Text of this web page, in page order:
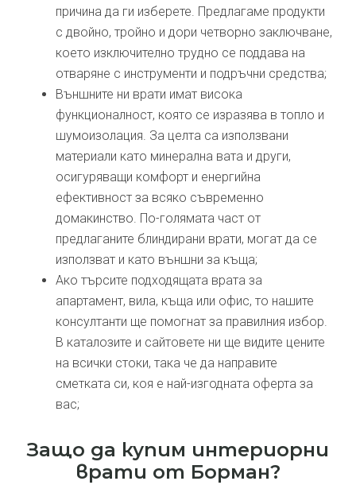
причина да ги изберете. Предлагаме продукти
с двойно, тройно и дори четворно заключване,
което изключително трудно се поддава на
отваряне с инструменти и подръчни средства;
Външните ни врати имат висока
функционалност, която се изразява в топло и
шумоизолация. За целта са използвани
материали като минерална вата и други,
осигуряващи комфорт и енергийна
ефективност за всяко съвременно
домакинство. По-голямата част от
предлаганите блиндирани врати, могат да се
използват и като външни за къща;
Ако търсите подходящата врата за
апартамент, вила, къща или офис, то нашите
консултанти ще помогнат за правилния избор.
В каталозите и сайтовете ни ще видите цените
на всички стоки, така че да направите
сметката си, коя е най-изгодната оферта за
вас;
Защо да купим интериорни
врати от Борман?